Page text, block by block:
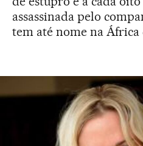
assassinada pelo
tem até nome na África